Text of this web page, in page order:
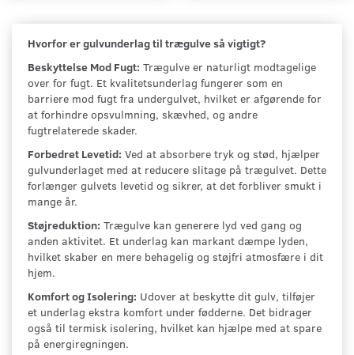
Hvorfor er gulvunderlag til trægulve så vigtigt?
Beskyttelse Mod Fugt: Trægulve er naturligt modtagelige
over for fugt. Et kvalitetsunderlag fungerer som en
barriere mod fugt fra undergulvet, hvilket er afgørende for
at forhindre opsvulmning, skævhed, og andre
fugtrelaterede skader.
Forbedret Levetid: Ved at absorbere tryk og stød, hjælper
gulvunderlaget med at reducere slitage på trægulvet. Dette
forlænger gulvets levetid og sikrer, at det forbliver smukt i
mange år.
Støjreduktion: Trægulve kan generere lyd ved gang og
anden aktivitet. Et underlag kan markant dæmpe lyden,
hvilket skaber en mere behagelig og støjfri atmosfære i dit
hjem.
Komfort og Isolering: Udover at beskytte dit gulv, tilføjer
et underlag ekstra komfort under fødderne. Det bidrager
også til termisk isolering, hvilket kan hjælpe med at spare
på energiregningen.